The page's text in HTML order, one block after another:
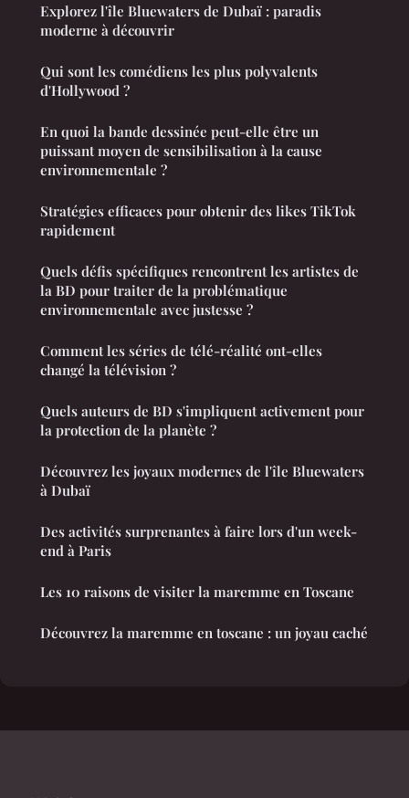
Explorez l'île Bluewaters de Dubaï : paradis
moderne à découvrir
Qui sont les comédiens les plus polyvalents
d'Hollywood ?
En quoi la bande dessinée peut-elle être un
puissant moyen de sensibilisation à la cause
environnementale ?
Stratégies efficaces pour obtenir des likes TikTok
rapidement
Quels défis spécifiques rencontrent les artistes de
la BD pour traiter de la problématique
environnementale avec justesse ?
Comment les séries de télé-réalité ont-elles
changé la télévision ?
Quels auteurs de BD s'impliquent activement pour
la protection de la planète ?
Découvrez les joyaux modernes de l'île Bluewaters
à Dubaï
Des activités surprenantes à faire lors d'un week-
end à Paris
Les 10 raisons de visiter la maremme en Toscane
Découvrez la maremme en toscane : un joyau caché